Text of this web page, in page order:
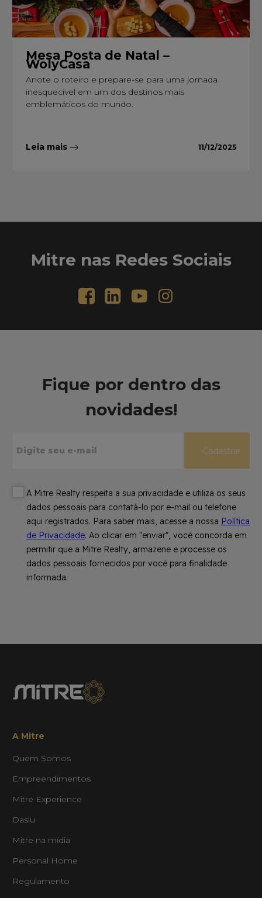
Mesa Posta de Natal –
WolyCasa
Anote o roteiro e prepare-se para uma jornada
inesquecível em um dos destinos mais
emblemáticos do mundo.
Leia mais 11/12/2025
Mitre nas Redes Sociais
Fique por dentro das
novidades!
Cadastrar
A Mitre Realty respeita a sua privacidade e utiliza os seus
dados pessoais para contatá-lo por e-mail ou telefone
aqui registrados. Para saber mais, acesse a nossa Política
de Privacidade. Ao clicar em "enviar", você concorda em
permitir que a Mitre Realty, armazene e processe os
dados pessoais fornecidos por você para finalidade
informada.
A Mitre
Quem Somos
Empreendimentos
Mitre Experience
Daslu
Mitre na mídia
Personal Home
Regulamento